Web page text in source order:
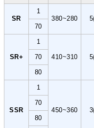
SR
1
380~280
70
SR+
1
410~310
70
80
SSR
1
450~360
70
80